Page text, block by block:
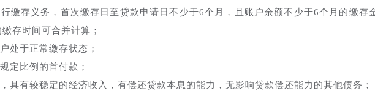
行缴存义务，首次缴存日至贷款申请日不少于6个月，且账户余额不少于6个月的缴存
存时间可合并计算；
处于正常缴存状态；
定比例的首付款；
具有较稳定的经济收入，有偿还贷款本息的能力，无影响贷款偿还能力的其他债务；